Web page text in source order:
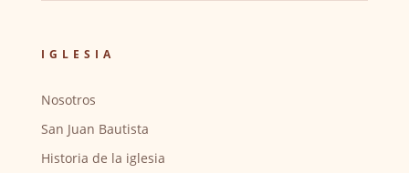
IGLESIA
Nosotros
San Juan Bautista
Historia de la iglesia